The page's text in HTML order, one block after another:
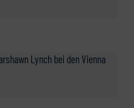
Lynch bei den Vienna